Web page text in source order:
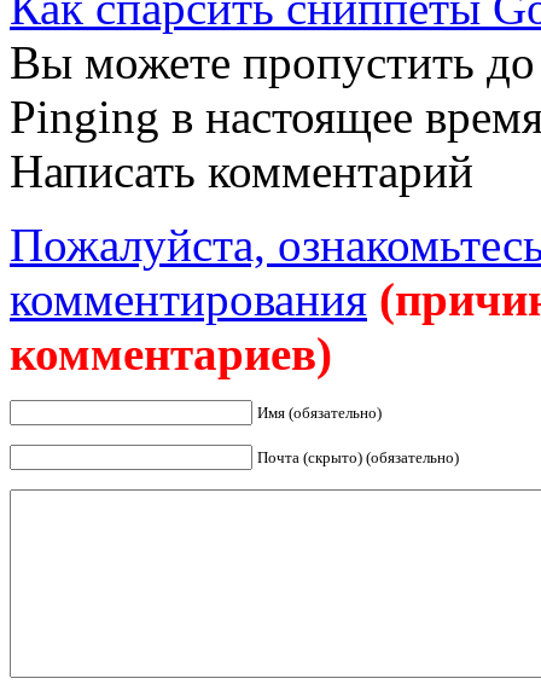
Вы можете пропустить до
Pinging в настоящее
Написать комментарий
Пожалуйста,
комментирования
комментариев)
Имя (обязательно)
Почта (скрыто) (обязательно)